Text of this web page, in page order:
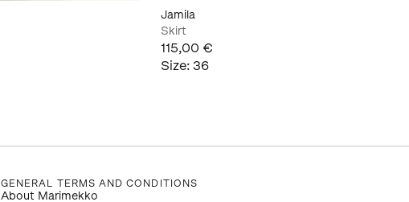
Jamila
Skirt
115,00 €
Size: 36
GENERAL TERMS AND CONDITIONS
About Marimekko